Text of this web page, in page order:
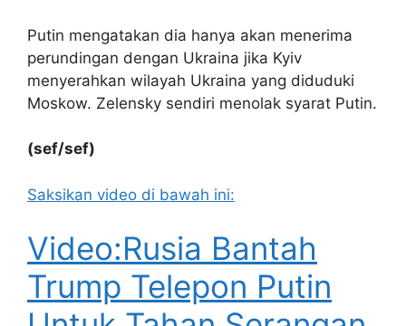
Putin mengatakan dia hanya akan menerima
perundingan dengan Ukraina jika Kyiv
menyerahkan wilayah Ukraina yang diduduki
Moskow. Zelensky sendiri menolak syarat Putin.
(sef/sef)
Saksikan video di bawah ini:
Video:Rusia Bantah
Trump Telepon Putin